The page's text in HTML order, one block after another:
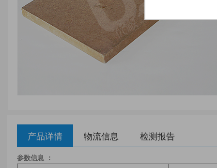
产品详情 物流信息 检测报告
参数信息 ：